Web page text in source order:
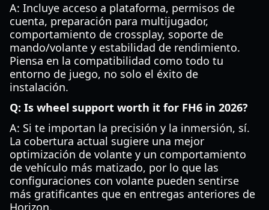
A: Incluye acceso a plataforma, permisos de
cuenta, preparación para multijugador,
comportamiento de crossplay, soporte de
mando/volante y estabilidad de rendimiento.
Piensa en la compatibilidad como todo tu
entorno de juego, no solo el éxito de
instalación.
Q: Is wheel support worth it for FH6 in 2026?
A: Si te importan la precisión y la inmersión, sí.
La cobertura actual sugiere una mejor
optimización de volante y un comportamiento
de vehículo más matizado, por lo que las
configuraciones con volante pueden sentirse
más gratificantes que en entregas anteriores de
Horizon.